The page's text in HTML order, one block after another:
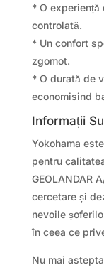
* O experiență
controlată.
* Un confort
zgomot.
* O durată de
economisind
Informații
Yokohama
pentru
GEOLANDAR
cercetare și
nevoile
în ceea ce
Nu mai